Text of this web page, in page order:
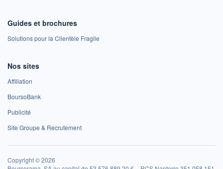
Guides et brochures
Solutions pour la Clientèle Fragile
Nos sites
Affiliation
BoursoBank
Publicité
Site Groupe & Recrutement
Copyright © 2026